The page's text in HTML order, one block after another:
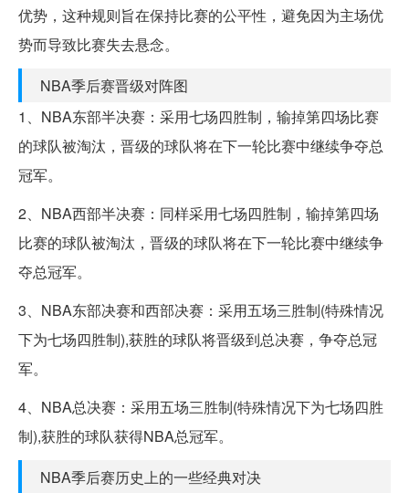
优势，这种规则旨在保持比赛的公平性，避免因为主场优
势而导致比赛失去悬念。
NBA季后赛晋级对阵图
1、NBA东部半决赛：采用七场四胜制，输掉第四场比赛
的球队被淘汰，晋级的球队将在下一轮比赛中继续争夺总
冠军。
2、NBA西部半决赛：同样采用七场四胜制，输掉第四场
比赛的球队被淘汰，晋级的球队将在下一轮比赛中继续争
夺总冠军。
3、NBA东部决赛和西部决赛：采用五场三胜制(特殊情况
下为七场四胜制),获胜的球队将晋级到总决赛，争夺总冠
军。
4、NBA总决赛：采用五场三胜制(特殊情况下为七场四胜
制),获胜的球队获得NBA总冠军。
NBA季后赛历史上的一些经典对决